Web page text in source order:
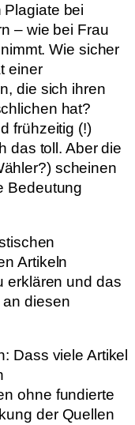
bei
– wie bei Frau
Wie sicher
einer
die sich ihren
hat?
frühzeitig (!)
das toll. Aber die
scheinen
Bedeutung
Artikeln
erklären und das
an diesen
Dass viele Artikel
ohne fundierte
der Quellen